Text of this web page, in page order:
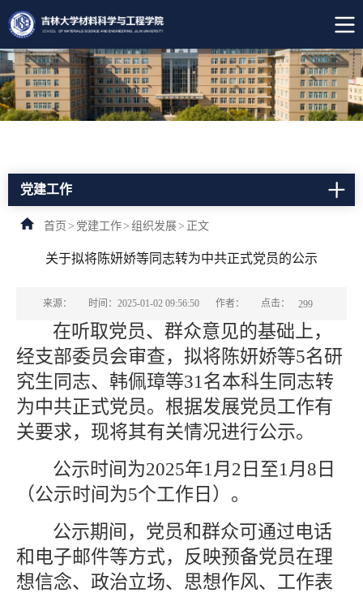
党建工作
首页 > 党建工作> 组织发展> 正文
关于拟将陈妍娇等同志转为中共正式党员的公示
来源： 时间：2025-01-02 09:56:50 作者： 点击： 299
在听取党员、群众意见的基础上，
经支部委员会审查，拟将陈妍娇等5名研
究生同志、韩佩璋等31名本科生同志转
为中共正式党员。根据发展党员工作有
关要求，现将其有关情况进行公示。
公示时间为2025年1月2日至1月8日
（公示时间为5个工作日）。
公示期间，党员和群众可通过电话
和电子邮件等方式，反映预备党员在理
想信念、政治立场、思想作风、工作表